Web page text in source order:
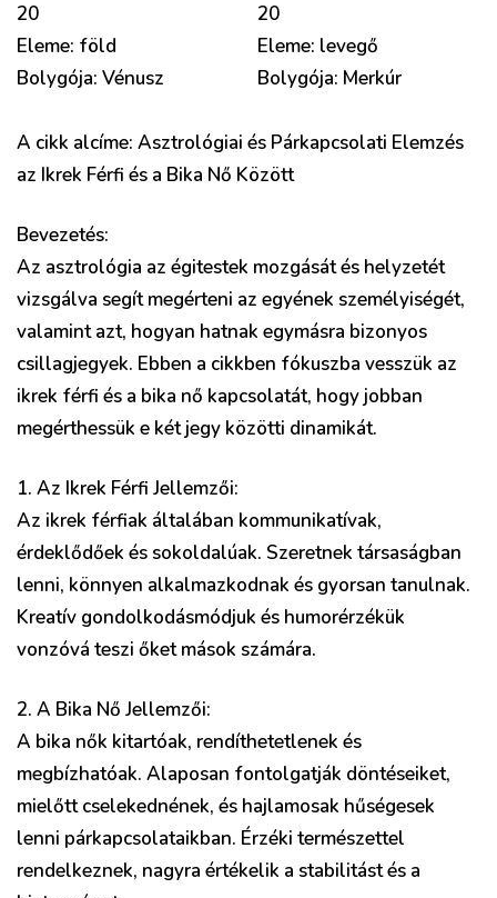
20
Eleme: föld
Bolygója: Vénusz
20
Eleme: levegő
Bolygója: Merkúr
A cikk alcíme: Asztrológiai és Párkapcsolati Elemzés
az Ikrek Férfi és a Bika Nő Között
Bevezetés:
Az asztrológia az égitestek mozgását és helyzetét
vizsgálva segít megérteni az egyének személyiségét,
valamint azt, hogyan hatnak egymásra bizonyos
csillagjegyek. Ebben a cikkben fókuszba vesszük az
ikrek férfi és a bika nő kapcsolatát, hogy jobban
megérthessük e két jegy közötti dinamikát.
1. Az Ikrek Férfi Jellemzői:
Az ikrek férfiak általában kommunikatívak,
érdeklődőek és sokoldalúak. Szeretnek társaságban
lenni, könnyen alkalmazkodnak és gyorsan tanulnak.
Kreatív gondolkodásmódjuk és humorérzékük
vonzóvá teszi őket mások számára.
2. A Bika Nő Jellemzői:
A bika nők kitartóak, rendíthetetlenek és
megbízhatóak. Alaposan fontolgatják döntéseiket,
mielőtt cselekednének, és hajlamosak hűségesek
lenni párkapcsolataikban. Érzéki természettel
rendelkeznek, nagyra értékelik a stabilitást és a